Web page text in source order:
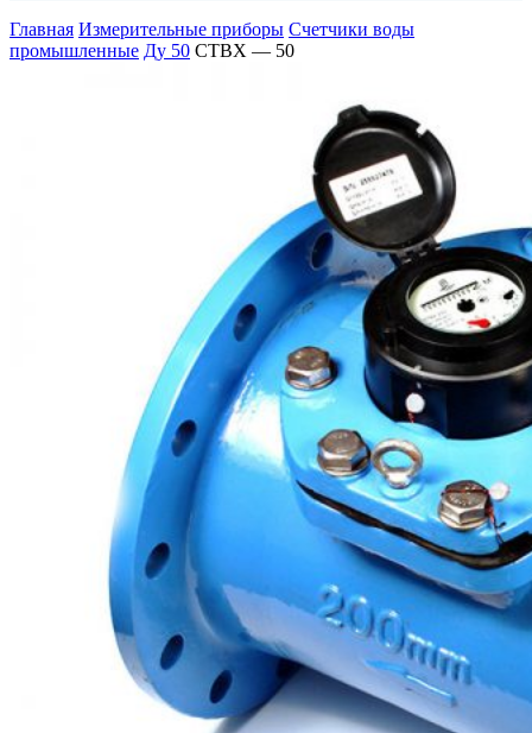
Главная Измерительные приборы Счетчики воды
промышленные Ду 50 СТВХ — 50